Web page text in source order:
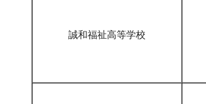
誠和福祉高等学校